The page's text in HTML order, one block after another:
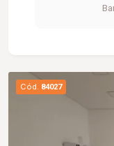
recepção,
Uma excelente
escritórios e
Cód. 84027